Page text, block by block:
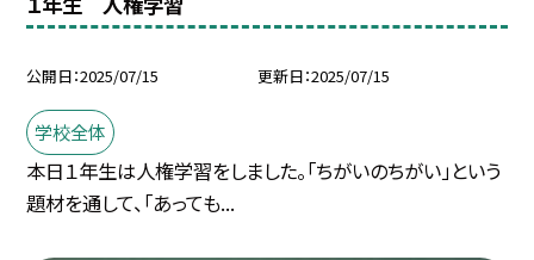
公開日 2025/07/15 更新日 2025/07/15
学校全体
本日１年生は人権学習をしました。「ちがいのちがい」という
題材を通して、「あっても...